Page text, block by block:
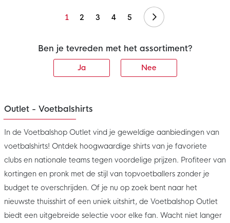
1 2 3 4 5 Volgende
Ben je tevreden met het assortiment?
Ja Nee
Outlet - Voetbalshirts
In de Voetbalshop Outlet vind je geweldige aanbiedingen van
voetbalshirts! Ontdek hoogwaardige shirts van je favoriete
clubs en nationale teams tegen voordelige prijzen. Profiteer van
kortingen en pronk met de stijl van topvoetballers zonder je
budget te overschrijden. Of je nu op zoek bent naar het
nieuwste thuisshirt of een uniek uitshirt, de Voetbalshop Outlet
biedt een uitgebreide selectie voor elke fan. Wacht niet langer